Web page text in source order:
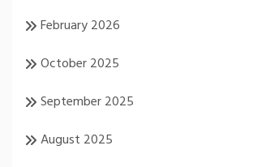
February 2026
October 2025
September 2025
August 2025